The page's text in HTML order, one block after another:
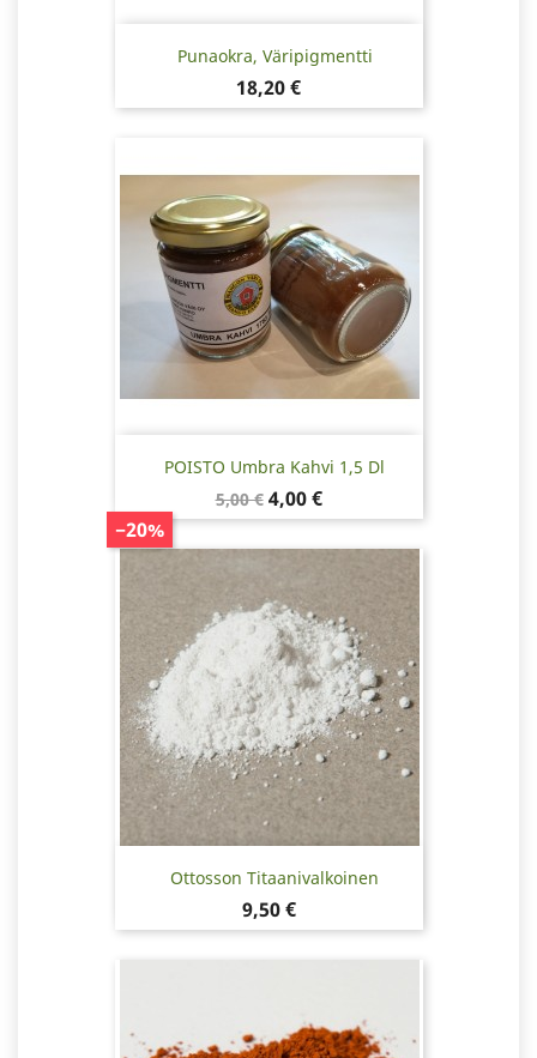
Punaokra, Väripigmentti
Hinta
18,20 €
POISTO Umbra Kahvi 1,5 Dl
Normaalihinta
5,00 €
−20%
Hinta
4,00 €
Ottosson Titaanivalkoinen
Hinta
9,50 €